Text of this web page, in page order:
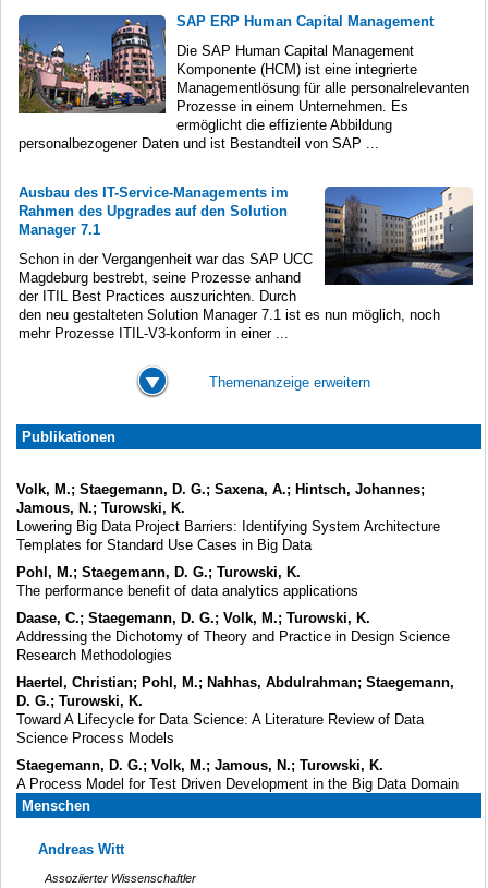
SAP ERP Human Capital Management
Die SAP Human Capital Management
Komponente (HCM) ist eine integrierte
Managementlösung für alle personalrelevanten
Prozesse in einem Unternehmen. Es
ermöglicht die effiziente Abbildung
personalbezogener Daten und ist Bestandteil von SAP ...
Ausbau des IT-Service-Managements im
Rahmen des Upgrades auf den Solution
Manager 7.1
Schon in der Vergangenheit war das SAP UCC
Magdeburg bestrebt, seine Prozesse anhand
der ITIL Best Practices auszurichten. Durch
den neu gestalteten Solution Manager 7.1 ist es nun möglich, noch
mehr Prozesse ITIL-V3-konform in einer ...
Themenanzeige erweitern
Publikationen
Volk, M.; Staegemann, D. G.; Saxena, A.; Hintsch, Johannes;
Jamous, N.; Turowski, K.
Lowering Big Data Project Barriers: Identifying System Architecture
Templates for Standard Use Cases in Big Data
Pohl, M.; Staegemann, D. G.; Turowski, K.
The performance benefit of data analytics applications
Daase, C.; Staegemann, D. G.; Volk, M.; Turowski, K.
Addressing the Dichotomy of Theory and Practice in Design Science
Research Methodologies
Haertel, Christian; Pohl, M.; Nahhas, Abdulrahman; Staegemann,
D. G.; Turowski, K.
Toward A Lifecycle for Data Science: A Literature Review of Data
Science Process Models
Staegemann, D. G.; Volk, M.; Jamous, N.; Turowski, K.
A Process Model for Test Driven Development in the Big Data Domain
Menschen
Andreas Witt
Assoziierter Wissenschaftler